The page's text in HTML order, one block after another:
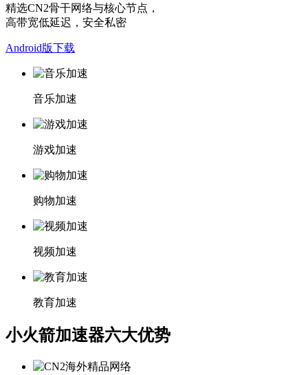
精选CN2骨干网络与核心节点，
高带宽低延迟，安全私密
Android版下载
音乐加速
游戏加速
购物加速
视频加速
教育加速
小火箭加速器六大优势